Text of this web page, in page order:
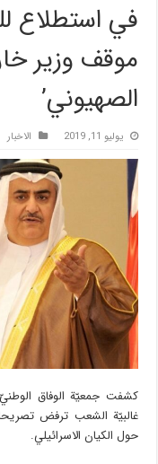
في استطلاع
موقف وزير
الصهيوني’
يوليو 11, 2019 الاخبار
كشفت جمعيّة الوفاق
غالبيّة الشعب ترفض
حول الكيان الاسرائيلي.